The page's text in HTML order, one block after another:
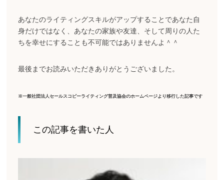
あなたのライティングスキルがアップすることであなた自
身だけではなく、あなたの家族や友達、そして周りの人た
ちを幸せにすることも不可能ではありませんよ＾＾
最後までお読みいただきありがとうございました。
※一般社団法人セールスコピーライティング普及協会のホームページより移行した記事です
この記事を書いた人